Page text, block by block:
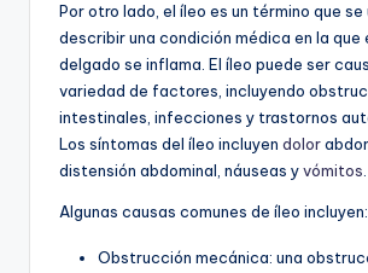
Por otro lado, el íleo es un término que
describir una condición médica en la que
delgado se inflama. El íleo puede ser
variedad de factores, incluyendo
intestinales, infecciones y trastornos
Los síntomas del íleo incluyen dolor
distensión abdominal, náuseas yvómitos.
Algunas causas comunes de íleo incluyen:
Obstrucción mecánica: una